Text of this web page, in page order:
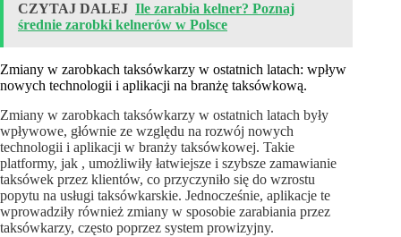
CZYTAJ DALEJ Ile zarabia kelner? Poznaj
średnie zarobki kelnerów w Polsce
Zmiany w zarobkach taksówkarzy w ostatnich latach: wpływ
nowych technologii i aplikacji na branżę taksówkową.
Zmiany w zarobkach taksówkarzy w ostatnich latach były
wpływowe, głównie ze względu na rozwój nowych
technologii i aplikacji w branży taksówkowej. Takie
platformy, jak , umożliwiły łatwiejsze i szybsze zamawianie
taksówek przez klientów, co przyczyniło się do wzrostu
popytu na usługi taksówkarskie. Jednocześnie, aplikacje te
wprowadziły również zmiany w sposobie zarabiania przez
taksówkarzy, często poprzez system prowizyjny.